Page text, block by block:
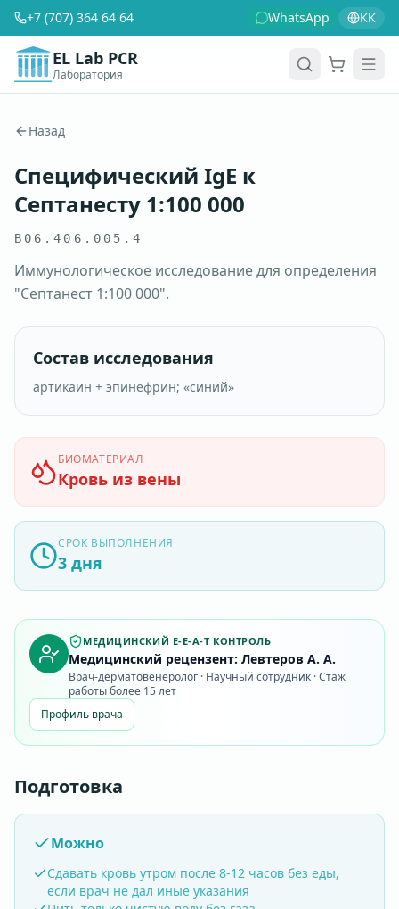
+7 (707) 364 64 64 WhatsApp KK
EL Lab PCR
Лаборатория
Назад
Специфический IgE к
Септанесту 1:100 000
B06.406.005.4
Иммунологическое исследование для определения
"Септанест 1:100 000".
Состав исследования
артикаин + эпинефрин; «синий»
БИОМАТЕРИАЛ
Кровь из вены
СРОК ВЫПОЛНЕНИЯ
3 дня
МЕДИЦИНСКИЙ E-E-A-T КОНТРОЛЬ
Медицинский рецензент: Левтеров А. А.
Врач-дерматовенеролог · Научный сотрудник · Стаж
работы более 15 лет
Профиль врача
Подготовка
Можно
Сдавать кровь утром после 8-12 часов без еды,
если врач не дал иные указания